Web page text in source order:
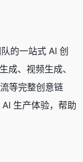
的一站式 AI 创
成、视频生成、
等完整创意链
生产体验，帮助